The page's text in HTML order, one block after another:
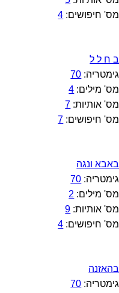
מס' חיפושים: 4
ב ח ל ל
גימטריה: 70
מס' מילים: 4
מס' אותיות: 7
מס' חיפושים: 7
באבא ונגה
גימטריה: 70
מס' מילים: 2
מס' אותיות: 9
מס' חיפושים: 4
בהאזנה
גימטריה: 70